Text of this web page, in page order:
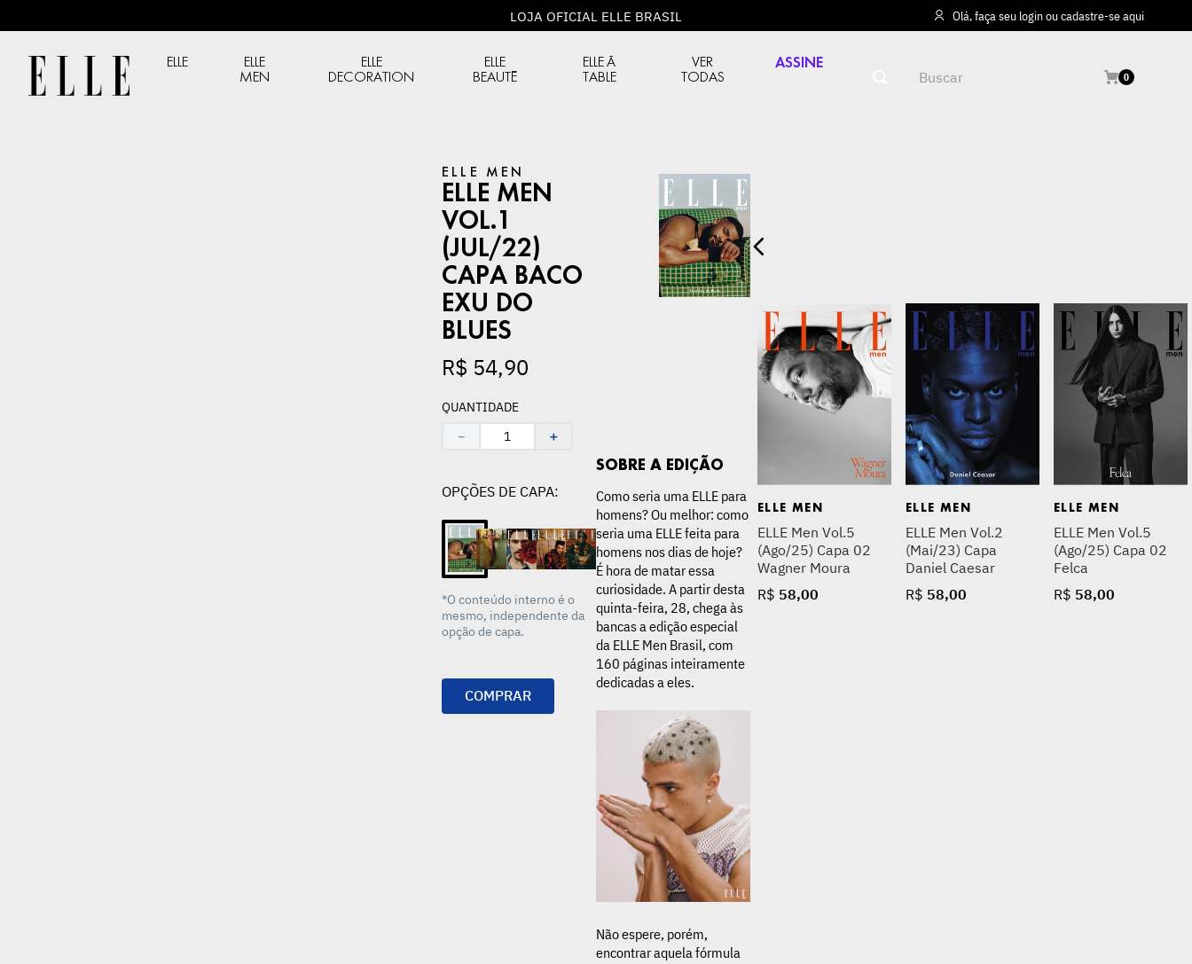
LOJA OFICIAL ELLE BRASIL Olá, faça seu login ou cadastre-se aqui
ELLE
ELLE
MEN
ELLE
DECORATION
ELLE
BEAUTÉ
ELLE À
TABLE
VER
TODAS
ASSINE
0
ELLE MEN
ELLE MEN
VOL.1
(JUL/22)
CAPA BACO
EXU DO
BLUES
R$ 54,90
QUANTIDADE
＋
－
OPÇÕES DE CAPA:
*O conteúdo interno é o
mesmo, independente da
opção de capa.
COMPRAR
SOBRE A EDIÇÃO
Como seria uma ELLE para
homens? Ou melhor: como
seria uma ELLE feita para
homens nos dias de hoje?
É hora de matar essa
curiosidade. A partir desta
quinta-feira, 28, chega às
bancas a edição especial
da ELLE Men Brasil, com
160 páginas inteiramente
dedicadas a eles.
Não espere, porém,
encontrar aquela fórmula
ELLE MEN
ELLE Men Vol.4
(Ago/24) Capa
Amazonas
58,00
ELLE MEN
ELLE Men Vol.5
(Ago/25) Capa 02
Wagner Moura
R$ 58,00
ELLE MEN
ELLE Men Vol.2
(Mai/23) Capa
Daniel Caesar
R$ 58,00
ELLE MEN
ELLE Men Vol.5
(Ago/25) Capa 02
Felca
R$ 58,00